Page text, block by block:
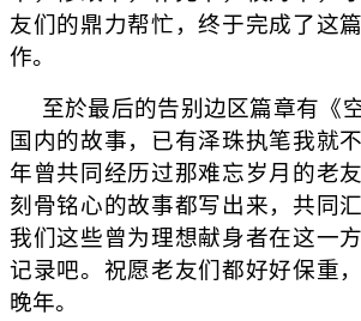
友们的鼎力帮忙，终于完成了这
作。
至於最后的告别边区篇章有《
国内的故事，已有泽珠执笔我就
年曾共同经历过那难忘岁月的老
刻骨铭心的故事都写出来，共同
我们这些曾为理想献身者在这一
记录吧。祝愿老友们都好好保重
晚年。